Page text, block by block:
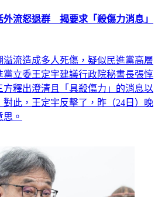
外流怒退群 揭要求「殺傷力消息」
流造成多人死傷，疑似民進黨高層
立委王定宇建議行政院秘書長張惇
釋出澄清且「具殺傷力」的消息以
此，王定宇反擊了，昨（24日）晚
。